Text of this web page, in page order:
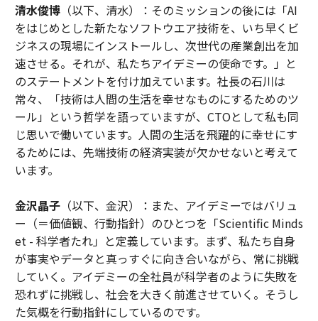
清水俊博（以下、清水）：そのミッションの後には「AI
をはじめとした新たなソフトウエア技術を、いち早くビ
ジネスの現場にインストールし、次世代の産業創出を加
速させる。それが、私たちアイデミーの使命です。」と
のステートメントを付け加えています。社長の石川は
常々、「技術は人間の生活を幸せなものにするためのツ
ール」という哲学を語っていますが、CTOとして私も同
じ思いで働いています。人間の生活を飛躍的に幸せにす
るためには、先端技術の経済実装が欠かせないと考えて
います。
金沢晶子（以下、金沢）：また、アイデミーではバリュ
ー（＝価値観、行動指針）のひとつを「Scientific Minds
et - 科学者たれ」と定義しています。まず、私たち自身
が事実やデータと真っすぐに向き合いながら、常に挑戦
していく。アイデミーの全社員が科学者のように失敗を
恐れずに挑戦し、社会を大きく前進させていく。そうし
た気概を行動指針にしているのです。